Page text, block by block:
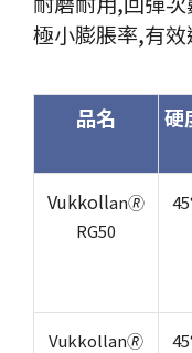
極小膨脹率,有
品名 硬
Vukkollan🄬
RG50
Vukkollan🄬